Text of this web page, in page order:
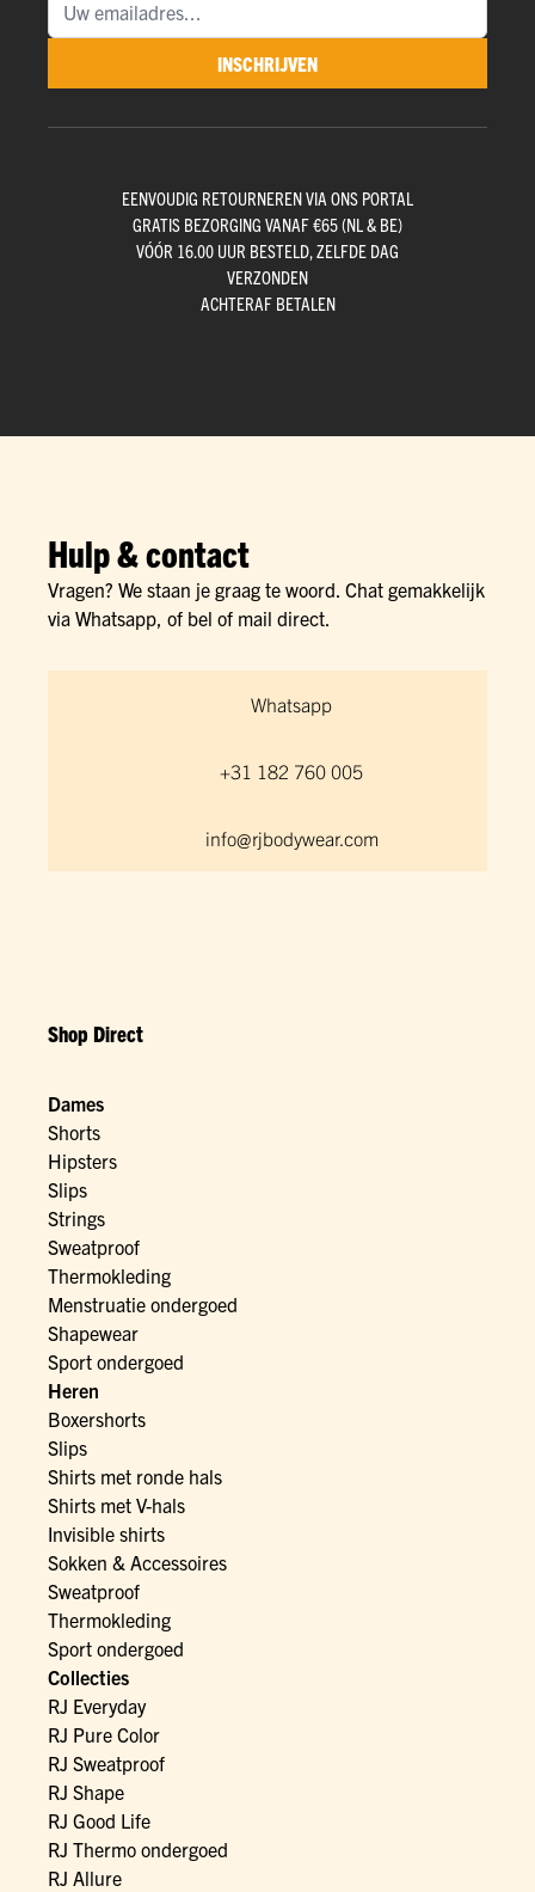
INSCHRIJVEN
EENVOUDIG RETOURNEREN VIA ONS PORTAL
GRATIS BEZORGING VANAF €65 (NL & BE)
VÓÓR 16.00 UUR BESTELD, ZELFDE DAG
VERZONDEN
ACHTERAF BETALEN
Hulp & contact
Vragen? We staan je graag te woord. Chat gemakkelijk
via Whatsapp, of bel of mail direct.
Whatsapp
+31 182 760 005
info@rjbodywear.com
Shop Direct
Dames
Shorts
Hipsters
Slips
Strings
Sweatproof
Thermokleding
Menstruatie ondergoed
Shapewear
Sport ondergoed
Heren
Boxershorts
Slips
Shirts met ronde hals
Shirts met V-hals
Invisible shirts
Sokken & Accessoires
Sweatproof
Thermokleding
Sport ondergoed
Collecties
RJ Everyday
RJ Pure Color
RJ Sweatproof
RJ Shape
RJ Good Life
RJ Thermo ondergoed
RJ Allure